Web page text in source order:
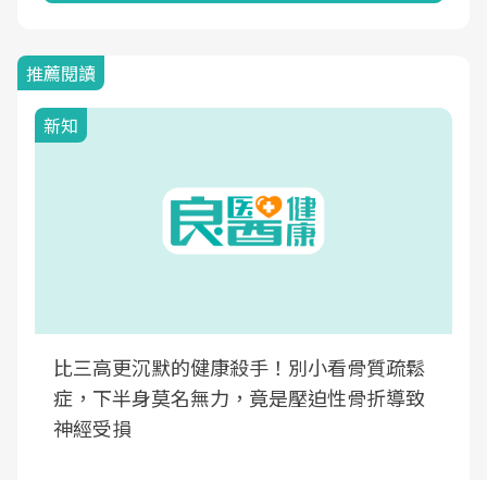
推薦閱讀
新知
比三高更沉默的健康殺手！別小看骨質疏鬆
症，下半身莫名無力，竟是壓迫性骨折導致
神經受損